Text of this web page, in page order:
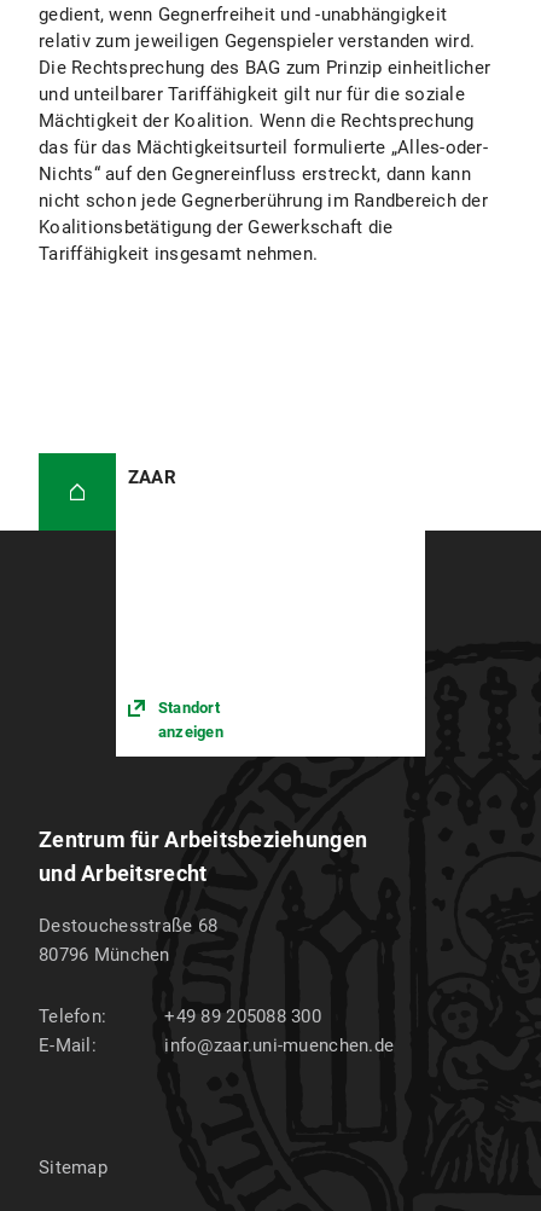
gedient, wenn Gegnerfreiheit und -unabhängigkeit
relativ zum jeweiligen Gegenspieler verstanden wird.
Die Rechtsprechung des BAG zum Prinzip einheitlicher
und unteilbarer Tariffähigkeit gilt nur für die soziale
Mächtigkeit der Koalition. Wenn die Rechtsprechung
das für das Mächtigkeitsurteil formulierte „Alles-oder-
Nichts“ auf den Gegnereinfluss erstreckt, dann kann
nicht schon jede Gegnerberührung im Randbereich der
Koalitionsbetätigung der Gewerkschaft die
Tariffähigkeit insgesamt nehmen.
ZAAR
Standort
anzeigen
Zentrum für Arbeitsbeziehungen
und Arbeitsrecht
Destouchesstraße 68
80796 München
Telefon:
+49 89 205088 300
E-Mail:
info@zaar.uni-muenchen.de
Sitemap